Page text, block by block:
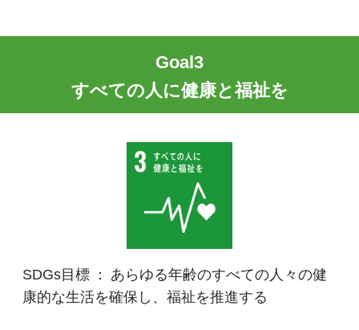
Goal3
すべての人に健康と福祉を
SDGs目標 ： あらゆる年齢のすべての人々の健
康的な生活を確保し、福祉を推進する